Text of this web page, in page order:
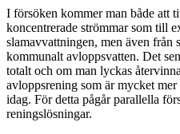
I försöken kommer man både att
koncentrerade strömmar som till
slamavvattningen, men även från
kommunalt avloppsvatten. Det
totalt och om man lyckas
avloppsrening som är mycket
idag. För detta pågår parallella
reningslösningar.